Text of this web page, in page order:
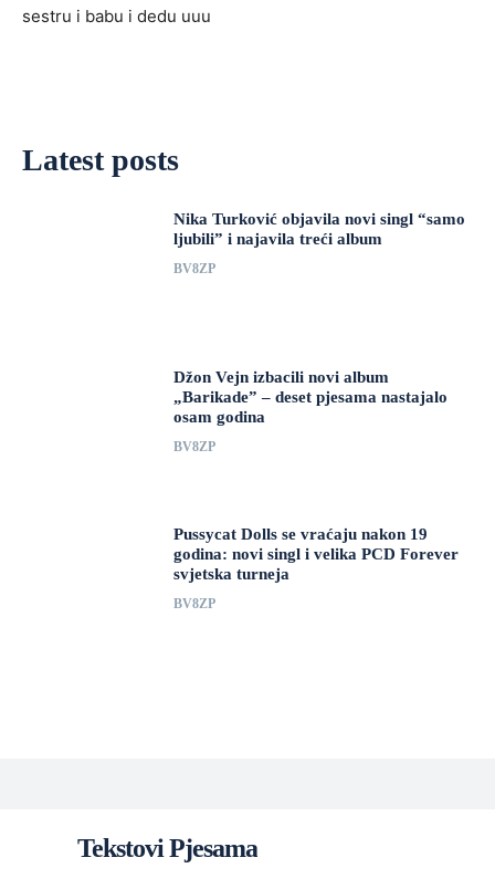
sestru i babu i dedu uuu
Latest posts
Nika Turković objavila novi singl “samo
ljubili” i najavila treći album
BV8ZP
Džon Vejn izbacili novi album
„Barikade” – deset pjesama nastajalo
osam godina
BV8ZP
Pussycat Dolls se vraćaju nakon 19
godina: novi singl i velika PCD Forever
svjetska turneja
BV8ZP
Tekstovi Pjesama